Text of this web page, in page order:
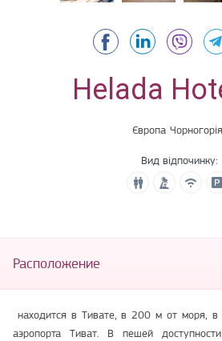
Helada
Європа Чорногорія
Вид відпочинку:
Расположение
находится в Тивате, в 200 м от моря,
аэропорта Тиват. В пешей